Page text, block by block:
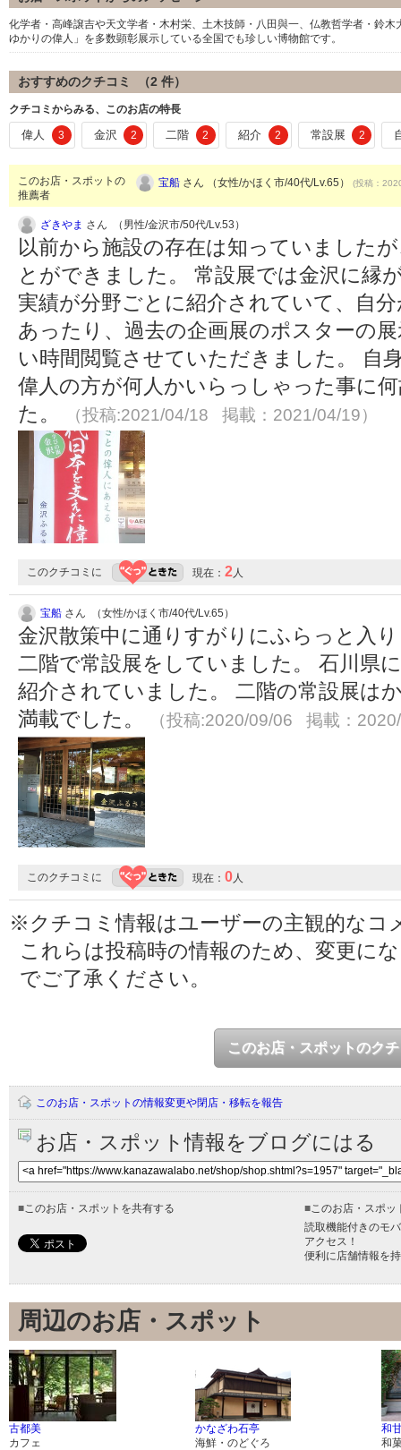
化学者・高峰譲吉や天文学者・木村栄、土木技師・八田與一、仏教哲学者・鈴
ゆかりの偉人」を多数顕彰展示している全国でも珍しい博物館です。
おすすめのクチコミ （2 件）
クチコミからみる、このお店の特長
偉人 3 金沢 2 二階 2 紹介 2 常設展 2
このお店・スポットの
推薦者
宝船 さん （女性/かほく市/40代/Lv.65） (投稿：
ざきやま さん （男性/金沢市/50代/Lv.53）
以前から施設の存在は知っていました
とができました。 常設展では金沢に縁
実績が分野ごとに紹介されていて、自
あったり、過去の企画展のポスターの
い時間閲覧させていただきました。 自
偉人の方が何人かいらっしゃった事に
た。
（投稿:2021/04/18 掲載：2021/04/19）
このクチコミに 現在： 2 人
宝船 さん （女性/かほく市/40代/Lv.65）
金沢散策中に通りすがりにふらっと入
二階で常設展をしていました。 石川県
紹介されていました。 二階の常設展は
満載でした。
（投稿:2020/09/06 掲載：
このクチコミに 現在： 0 人
※クチコミ情報はユーザーの主観的なコ
これらは投稿時の情報のため、変更に
でご了承ください。
このお店・スポットのク
このお店・スポットの情報変更や閉店・移転を報告
お店・スポット情報をブログにはる
■ このお店・スポットを共有する ■ このお店・スポ
読取機能付きのモ
アクセス！
便利に店舗情報を
周辺のお店・スポット
古都美
カフェ
かなざわ石亭
海鮮・のどぐろ
和
和